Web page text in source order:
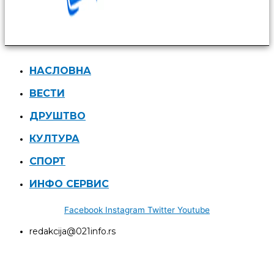
НАСЛОВНА
ВЕСТИ
ДРУШТВО
КУЛТУРА
СПОРТ
ИНФО СЕРВИС
Facebook Instagram Twitter Youtube
redakcija@021info.rs